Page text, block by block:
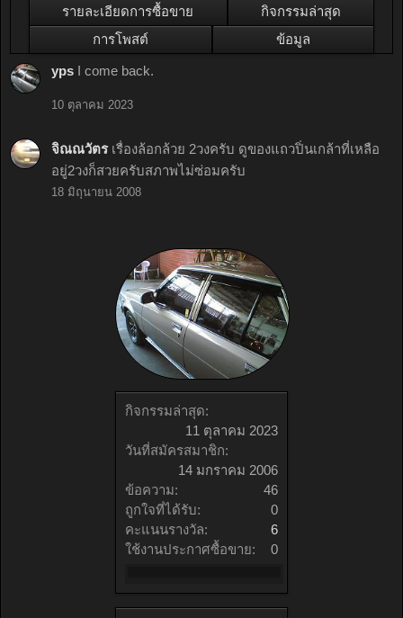
กิจกรรมล่าสุด:
11 ตุลาคม 2023
วันที่สมัครสมาชิก:
14 มกราคม 2006
ข้อความ:
46
ถูกใจที่ได้รับ:
0
คะแนนรางวัล:
6
ใช้งานประกาศซื้อขาย:
0
รายละเอียดการซื้อขาย
กิจกรรมล่าสุด
การโพสต์
ข้อมูล
yps I come back.
10 ตุลาคม 2023
จิณณวัตร เรื่องล้อกล้วย 2วงครับ ดูของแถวปิ่นเกล้าที่เหลือ
อยู่2วงก็สวยครับสภาพไม่ซ่อมครับ
18 มิถุนายน 2008